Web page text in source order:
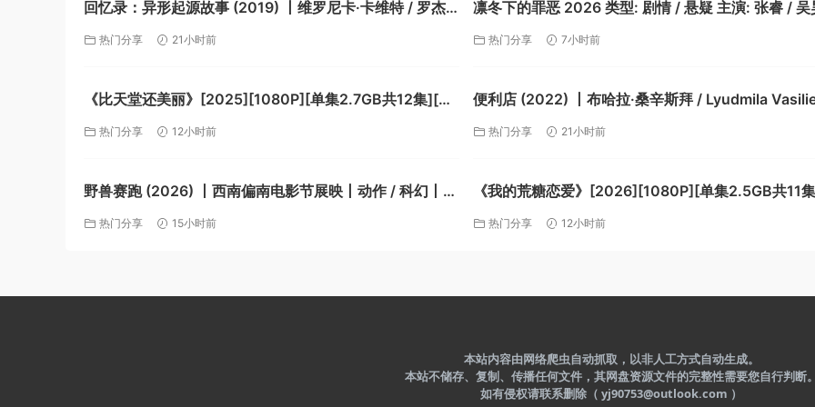
回忆录：异形起源故事 (2019) 丨维罗尼卡·卡维特 / 罗杰·
克里斯蒂安主演丨纪录片 / 传记丨美国电影丨又名: 异形的
热门分享 21小时前
凛冬下的罪恶 2026 类型: 剧情 / 悬疑 主演: 张睿 / 吴
/ 王大奇【夸克】
热门分享 7小时前
《比天堂还美丽》[2025][1080P][单集2.7GB共12集][中
文字幕][33.3GB]【夸克】
热门分享 12小时前
便利店 (2022) 丨布哈拉·桑辛斯拜 / Lyudmila
演丨剧情丨又名: 欢迎光临便利黑店(台)【夸克】
热门分享 21小时前
野兽赛跑 (2026) 丨西南偏南电影节展映丨动作 / 科幻丨巴
西电影【夸克】
热门分享 15小时前
《我的荒糖恋爱》[2026][1080P][单集2.5GB共11
文字幕][25GB]【夸克】
热门分享 12小时前
本站内容由网络爬虫自动抓取，以非人工方式自动生成。
本站不储存、复制、传播任何文件，其网盘资源文件的完整性需要您自行判断。
如有侵权请联系删除（ yj90753@outlook.com ）